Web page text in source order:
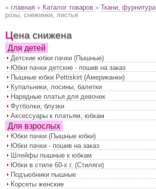
» главная » Каталог товаров » Ткани, фурнитура
розы, снежинки, листья
Цена снижена
Для детей
Детские юбки пачки (Пышные)
Юбки пачки детские - пошив на заказ
Пышные юбки Pettiskirt (Американки)
Купальники, лосины, балетки
Нарядные платья для девочек
Футболки, блузки
Аксессуары к платьям, юбкам
Для взрослых
Юбки пачки (Пышные юбки)
Юбки пачки - пошив на заказ
Шлейфы пышные к юбкам
Юбки в стиле 60-х г. (Стиляги)
Подъюбники пышные
Корсеты женские